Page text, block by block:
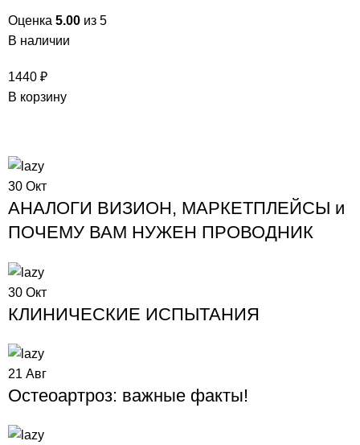
Оценка 5.00 из 5
В наличии
1440 ₽
В корзину
30 Окт
АНАЛОГИ ВИЗИОН, МАРКЕТПЛЕЙСЫ и
ПОЧЕМУ ВАМ НУЖЕН ПРОВОДНИК
30 Окт
КЛИНИЧЕСКИЕ ИСПЫТАНИЯ
21 Авг
️Остеоартроз: важные факты!